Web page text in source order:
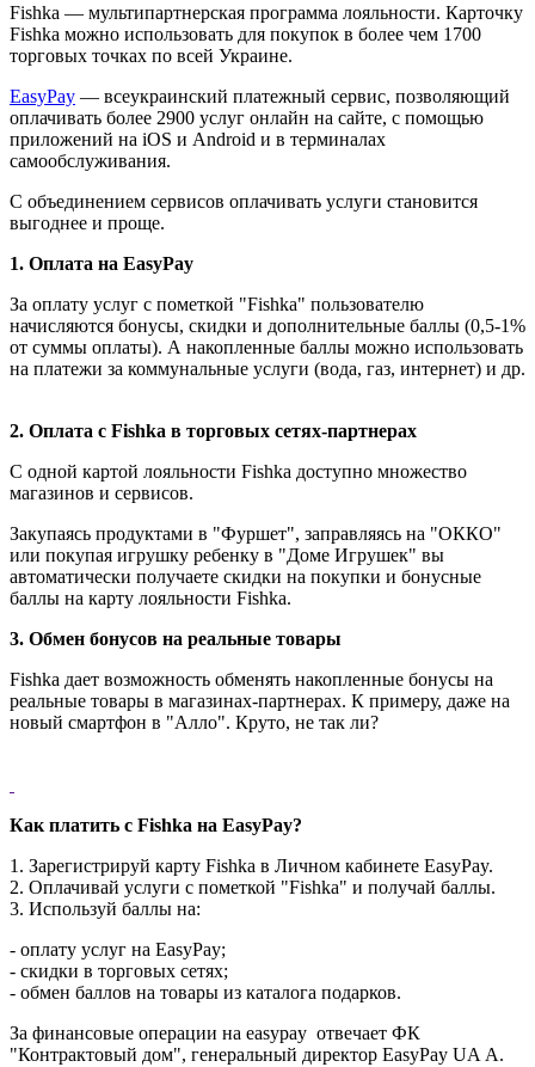
Fishka — мультипартнерская программа лояльности. Карточку
Fishka можно использовать для покупок в более чем 1700
торговых точках по всей Украине.
EasyPay — всеукраинский платежный сервис, позволяющий
оплачивать более 2900 услуг онлайн на сайте, с помощью
приложений на iOS и Android и в терминалах
самообслуживания.
С объединением сервисов оплачивать услуги становится
выгоднее и проще.
1. Оплата на EasyPay
За оплату услуг с пометкой "Fishka" пользователю
начисляются бонусы, скидки и дополнительные баллы (0,5-1%
от суммы оплаты). А накопленные баллы можно использовать
на платежи за коммунальные услуги (вода, газ, интернет) и др.
2. Оплата с Fishka в торговых сетях-партнерах
С одной картой лояльности Fishka доступно множество
магазинов и сервисов.
Закупаясь продуктами в "Фуршет", заправляясь на "ОККО"
или покупая игрушку ребенку в "Доме Игрушек" вы
автоматически получаете скидки на покупки и бонусные
баллы на карту лояльности Fishka.
3. Обмен бонусов на реальные товары
Fishka дает возможность обменять накопленные бонусы на
реальные товары в магазинах-партнерах. К примеру, даже на
новый смартфон в "Алло". Круто, не так ли?
Как платить с Fishka на EasyPay?
1. Зарегистрируй карту Fishka в Личном кабинете EasyPay.
2. Оплачивай услуги с пометкой "Fishka" и получай баллы.
3. Используй баллы на:
- оплату услуг на EasyPay;
- скидки в торговых сетях;
- обмен баллов на товары из каталога подарков.
За финансовые операции на easypay отвечает ФК
"Контрактовый дом", генеральный директор EasyPay UA А.